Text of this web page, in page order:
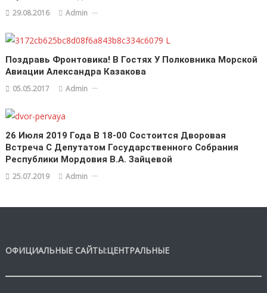
29.08.2016 Admin
Поздравь Фронтовика! В Гостях У Полковника Морской
Авиации Александра Казакова
05.05.2017 Admin
26 Июля 2019 Года В 18-00 Состоится Дворовая
Встреча С Депутатом Государственного Собрания
Республики Мордовия В.А. Зайцевой
25.07.2019 Admin
ОФИЦИАЛЬНЫЕ САЙТЫ:ЦЕНТРАЛЬНЫЕ